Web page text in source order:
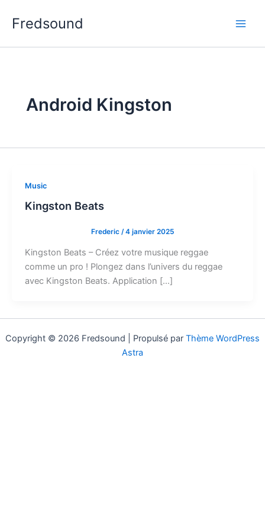
Fredsound
Android Kingston
Music
Kingston Beats
Frederic /4 janvier 2025
Kingston Beats – Créez votre musique reggae
comme un pro ! Plongez dans l’univers du reggae
avec Kingston Beats. Application […]
Copyright © 2026 Fredsound | Propulsé par Thème WordPress
Astra